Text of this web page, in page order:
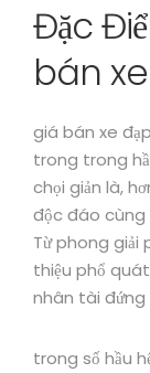
Đặc
bán
giá bán xe
trong trong
chọi giản là,
độc đáo cùng
Từ phong giải
thiệu phổ
nhân tài
trong số hầu